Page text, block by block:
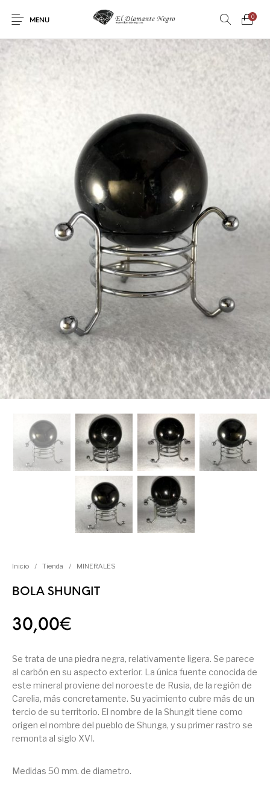
MENU
0
En oferta ! DECORACIÓN
FÓSILES METEORITOS
MINERALES
PRODUCTOS DE
CONSUMO
Inicio / Tienda / MINERALES
BOLA SHUNGIT
30,00€
Se trata de una piedra negra, relativamente ligera. Se parece
al carbón en su aspecto exterior. La única fuente conocida de
este mineral proviene del noroeste de Rusia, de la región de
Carelia, más concretamente. Su yacimiento cubre más de un
tercio de su territorio. El nombre de la Shungit tiene como
origen el nombre del pueblo de Shunga, y su primer rastro se
remonta al siglo XVI.
Medidas 50 mm. de diametro.